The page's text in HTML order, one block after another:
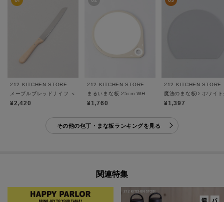
212 KITCHEN STORE
メープルブレッドナイフ ＜CASUAL PRODUCT カジュアルプロダクト＞
¥2,420
212 KITCHEN STORE
まるいまな板 25cm WH
¥1,760
212 KITCHEN STORE
魔法のまな板D ホワイ
¥1,397
その他の包丁・まな板ランキングを見る
関連特集